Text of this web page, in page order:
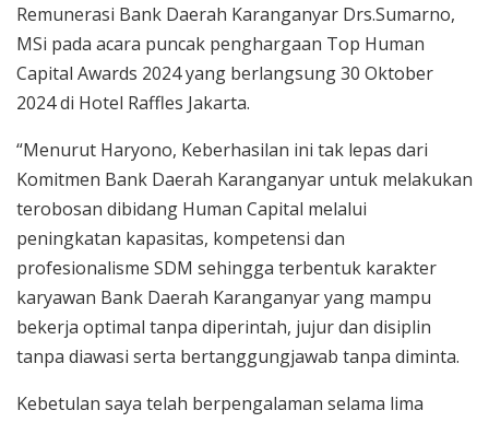
Remunerasi Bank Daerah Karanganyar Drs.Sumarno,
MSi pada acara puncak penghargaan Top Human
Capital Awards 2024 yang berlangsung 30 Oktober
2024 di Hotel Raffles Jakarta.
“Menurut Haryono, Keberhasilan ini tak lepas dari
Komitmen Bank Daerah Karanganyar untuk melakukan
terobosan dibidang Human Capital melalui
peningkatan kapasitas, kompetensi dan
profesionalisme SDM sehingga terbentuk karakter
karyawan Bank Daerah Karanganyar yang mampu
bekerja optimal tanpa diperintah, jujur dan disiplin
tanpa diawasi serta bertanggungjawab tanpa diminta.
Kebetulan saya telah berpengalaman selama lima